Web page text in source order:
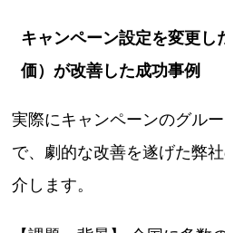
キャンペーン設定を変更し
価）が改善した成功事例
実際にキャンペーンのグル
で、劇的な改善を遂げた弊
介します。